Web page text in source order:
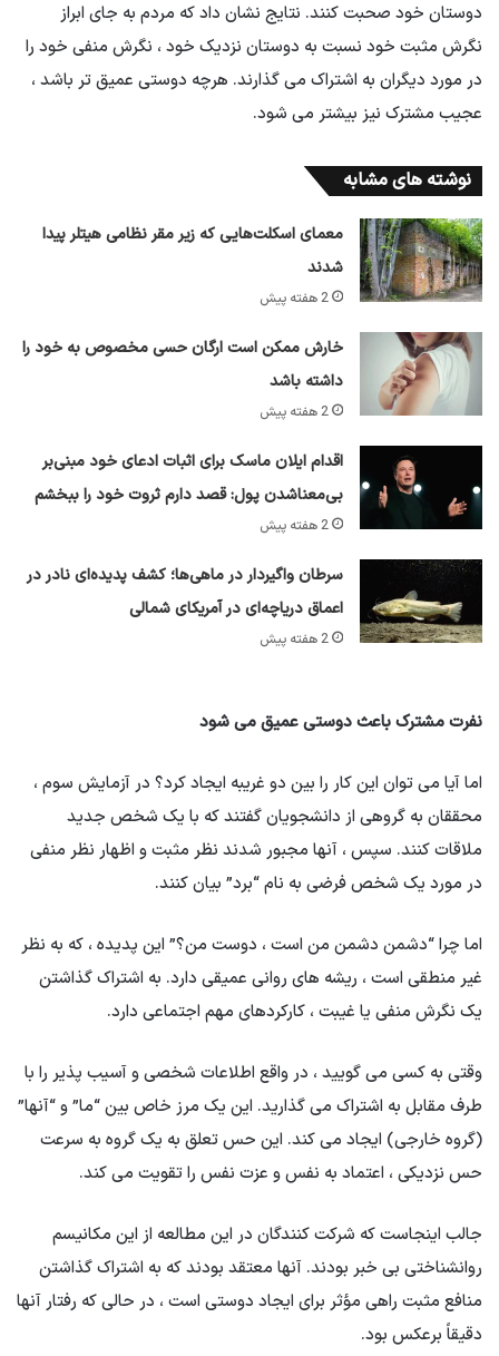
دوستان خود صحبت کنند. نتایج نشان داد که مردم به جای ابراز
نگرش مثبت خود نسبت به دوستان نزدیک خود ، نگرش منفی خود را
در مورد دیگران به اشتراک می گذارند. هرچه دوستی عمیق تر باشد ،
عجیب مشترک نیز بیشتر می شود.
نوشته های مشابه
معمای اسکلت‌هایی که زیر مقر نظامی هیتلر پیدا
شدند
2 هفته پیش
خارش ممکن است ارگان حسی مخصوص به خود را
داشته باشد
2 هفته پیش
اقدام ایلان ماسک برای اثبات ادعای خود مبنی‌بر
بی‌معناشدن پول: قصد دارم ثروت خود را ببخشم
2 هفته پیش
سرطان واگیردار در ماهی‌ها؛ کشف پدیده‌ای نادر در
اعماق دریاچه‌ای در آمریکای شمالی
2 هفته پیش
نفرت مشترک باعث دوستی عمیق می شود
اما آیا می توان این کار را بین دو غریبه ایجاد کرد؟ در آزمایش سوم ،
محققان به گروهی از دانشجویان گفتند که با یک شخص جدید
ملاقات کنند. سپس ، آنها مجبور شدند نظر مثبت و اظهار نظر منفی
در مورد یک شخص فرضی به نام “برد” بیان کنند.
اما چرا “دشمن دشمن من است ، دوست من؟” این پدیده ، که به نظر
غیر منطقی است ، ریشه های روانی عمیقی دارد. به اشتراک گذاشتن
یک نگرش منفی یا غیبت ، کارکردهای مهم اجتماعی دارد.
وقتی به کسی می گویید ، در واقع اطلاعات شخصی و آسیب پذیر را با
طرف مقابل به اشتراک می گذارید. این یک مرز خاص بین “ما” و “آنها”
(گروه خارجی) ایجاد می کند. این حس تعلق به یک گروه به سرعت
حس نزدیکی ، اعتماد به نفس و عزت نفس را تقویت می کند.
جالب اینجاست که شرکت کنندگان در این مطالعه از این مکانیسم
روانشناختی بی خبر بودند. آنها معتقد بودند که به اشتراک گذاشتن
منافع مثبت راهی مؤثر برای ایجاد دوستی است ، در حالی که رفتار آنها
دقیقاً برعکس بود.